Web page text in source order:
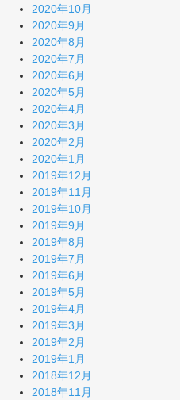
2020年10月
2020年9月
2020年8月
2020年7月
2020年6月
2020年5月
2020年4月
2020年3月
2020年2月
2020年1月
2019年12月
2019年11月
2019年10月
2019年9月
2019年8月
2019年7月
2019年6月
2019年5月
2019年4月
2019年3月
2019年2月
2019年1月
2018年12月
2018年11月